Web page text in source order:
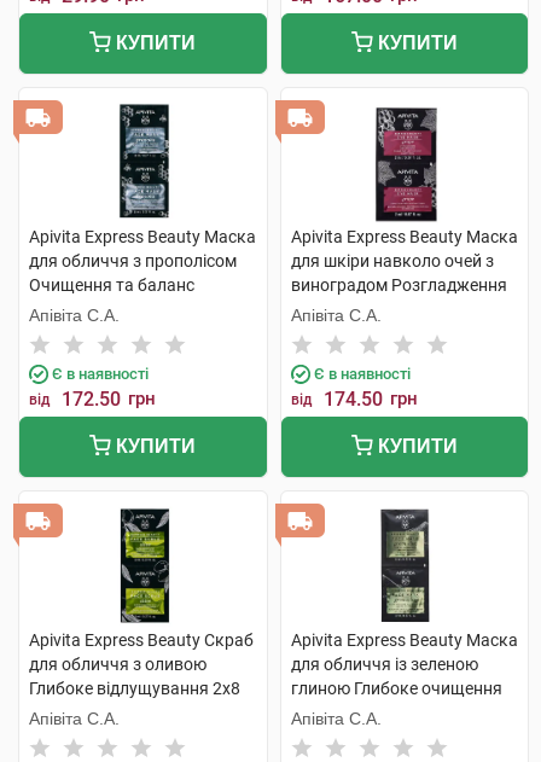
КУПИТИ КУПИТИ
Apivita Express Beauty Маска
для обличчя з прополісом
Очищення та баланс
жирності 2х8 мл 1 шт
Апівіта С.А.
Є в наявності
від 172.50 грн
КУПИТИ
Apivita Express Beauty Маска
для шкіри навколо очей з
виноградом Розгладження
зморшок 2х2 мл 1 шт
Апівіта С.А.
Є в наявності
від 174.50 грн
КУПИТИ
Apivita Express Beauty Скраб
для обличчя з оливою
Глибоке відлущування 2х8
мл 1 шт
Апівіта С.А.
Apivita Express Beauty Маска
для обличчя із зеленою
глиною Глибоке очищення
2х8 мл 1 шт
Апівіта С.А.